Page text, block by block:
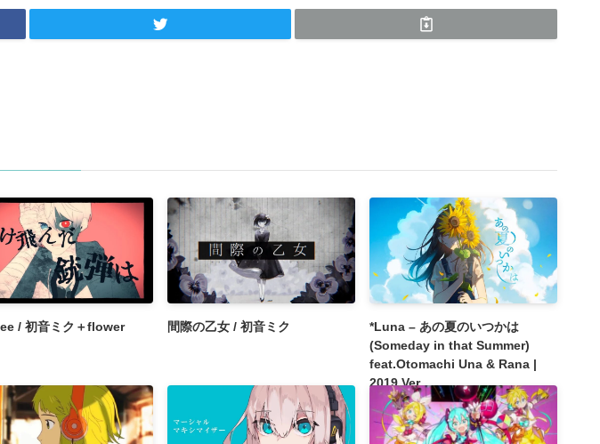
/ 初音ミク＋flower 間際の乙女 / 初音ミク
*Luna – あの夏のいつかは
(Someday in that Summer)
feat.Otomachi Una & Rana |
2019 Ver.